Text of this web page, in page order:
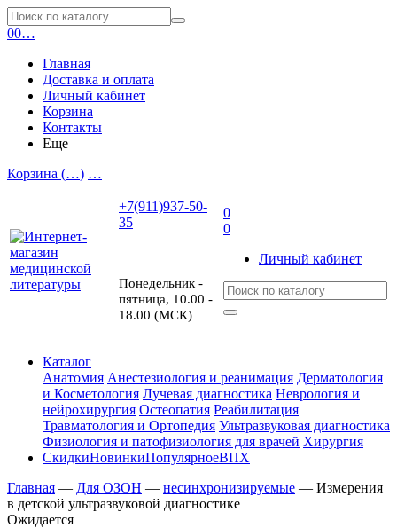
00…
Главная
Доставка и оплата
Личный кабинет
Корзина
Контакты
Еще
Корзина (…) …
+7(911)937-50-
35
Понедельник -
пятница, 10.00 -
18.00 (МСК)
0
0
Личный кабинет
Каталог
Анатомия Анестезиология и реанимация Дерматология
и Косметология Лучевая диагностика Неврология и
нейрохирургия Остеопатия Реабилитация
Травматология и Ортопедия Ультразвуковая диагностика
Физиология и патофизиология для врачей Хирургия
СкидкиНовинкиПопулярноеВПХ
Главная — Для ОЗОН — несинхронизируемые — Измерения
в детской ультразвуковой диагностике
Ожидается